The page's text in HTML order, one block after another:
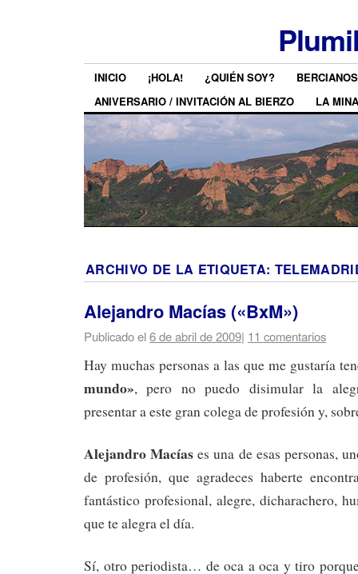
INICIO ¡HOLA! ¿QUIÉN SOY?
ANIVERSARIO / INVITACIÓN AL BIERZO
LA MINA
ARCHIVO DE LA ETIQUETA:
Alejandro Macías («BxM»)
Publicado el6 de abril de 2009| 11 comentarios
Hay muchas personas a las que me gustaría
mundo», pero no puedo disimular la
presentar a este gran colega de profesión y,
Alejandro Macías es una de esas personas,
de profesión, que agradeces haberte
fantástico profesional, alegre, dicharachero,
que te alegra el día.
Sí, otro periodista… de oca a oca y tiro